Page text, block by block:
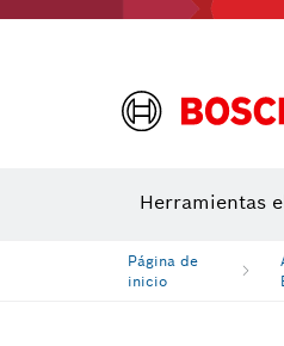
Herramientas
Página de
inicio